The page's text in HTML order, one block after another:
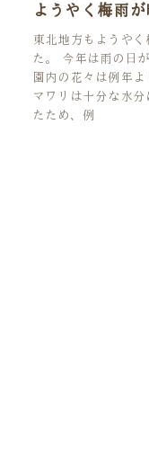
ようやく梅雨
東北地方もようや
た。 今年は雨の日
園内の花々は例年
マワリは十分な水分
たため、例